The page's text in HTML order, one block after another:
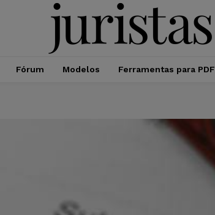
Fórum Modelos Ferramentas para PDF